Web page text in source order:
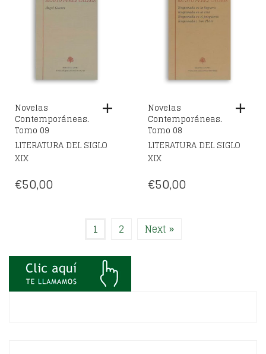
Novelas
Contemporáneas.
Tomo 09
LITERATURA DEL SIGLO
XIX
€50,00
Novelas
Contemporáneas.
Tomo 08
LITERATURA DEL SIGLO
XIX
€50,00
1 2 Next »